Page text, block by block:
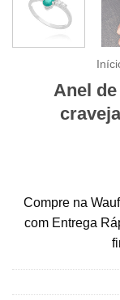
Anel
Compre na
com Entrega